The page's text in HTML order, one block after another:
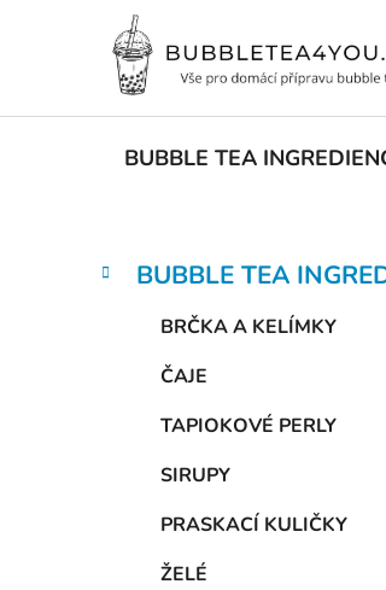
BUBBLE TEA
PPřeskočit
kategorie
K
a
BUBBLE TEA
BRČKA A KELÍMKY
ČAJE
TAPIOKOVÉ PERLY
SIRUPY
PRASKACÍ KULIČKY
ŽELÉ